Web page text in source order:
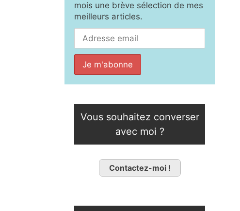
mois une brève sélection de mes
meilleurs articles.
Vous souhaitez converser
avec moi ?
Contactez-moi !